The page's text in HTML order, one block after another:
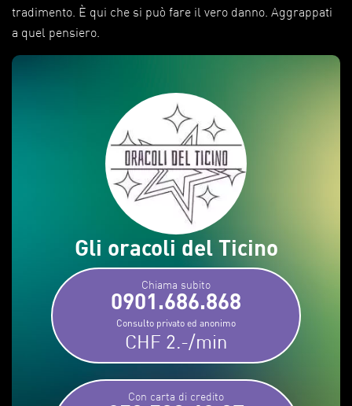
tradimento. È qui che si può fare il vero danno. Aggrappati
a quel pensiero.
Gli oracoli del Ticino
Chiama subito
0901.686.868
Consulto privato ed anonimo
CHF 2.-/min
Con carta di credito